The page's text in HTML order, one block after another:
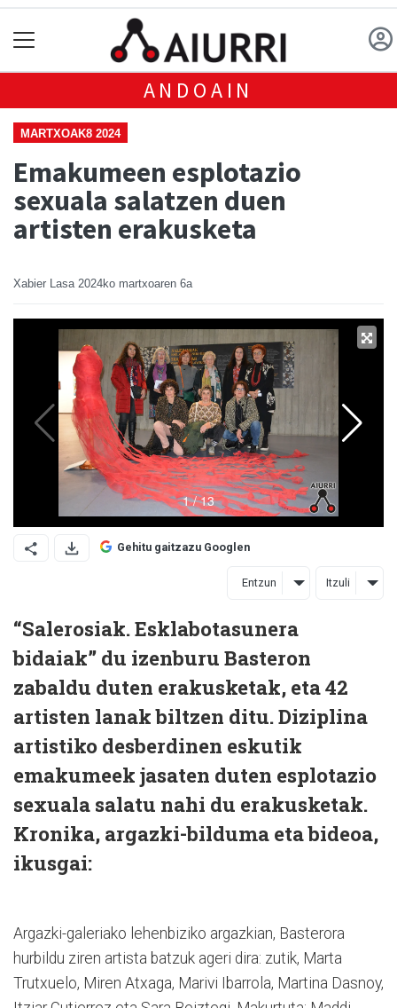
ANDOAIN
MARTXOAK8 2024
Emakumeen esplotazio
sexuala salatzen duen
artisten erakusketa
Xabier Lasa 2024ko martxoaren 6a
Gehitu gaitzazu Googlen
Entzun Itzuli
“Salerosiak. Esklabotasunera
bidaiak” du izenburu Basteron
zabaldu duten erakusketak, eta 42
artisten lanak biltzen ditu. Diziplina
artistiko desberdinen eskutik
emakumeek jasaten duten esplotazio
sexuala salatu nahi du erakusketak.
Kronika, argazki-bilduma eta bideoa,
ikusgai:
Argazki-galeriako lehenbiziko argazkian, Basterora
hurbildu ziren artista batzuk ageri dira: zutik, Marta
Trutxuelo, Miren Atxaga, Marivi Ibarrola, Martina Dasnoy,